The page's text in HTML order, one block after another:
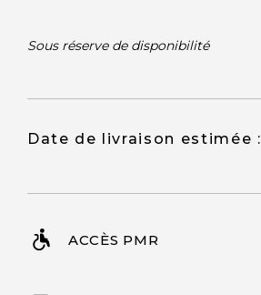
Sous réserve de disponibilité
Date de livraison estimée :
ACCÈS PMR